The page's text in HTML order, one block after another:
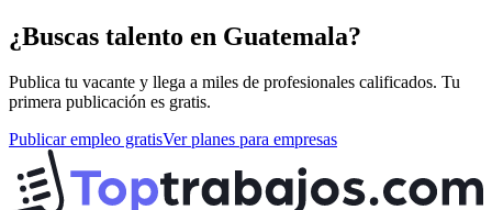
¿Buscas talento en Guatemala?
Publica tu vacante y llega a miles de profesionales calificados. Tu
primera publicación es gratis.
Publicar empleo gratisVer planes para empresas